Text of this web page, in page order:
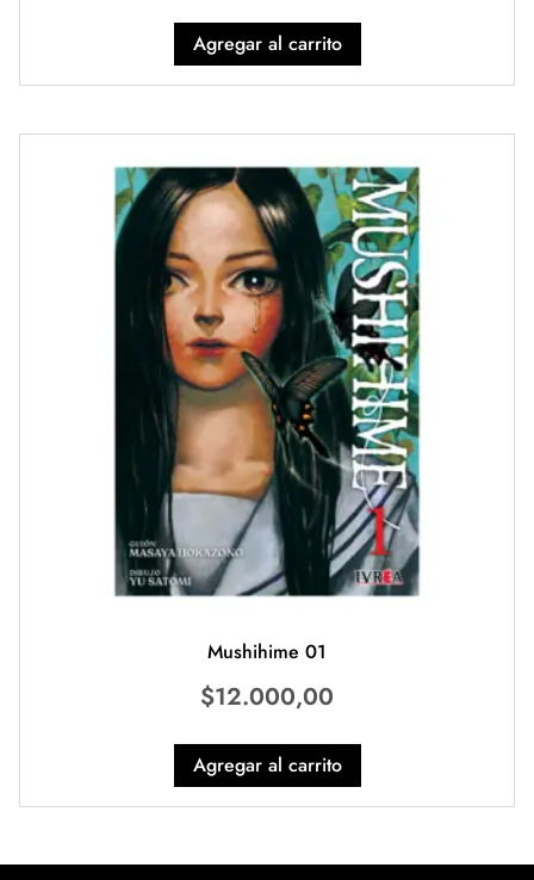
Agregar al carrito
Mushihime 01
$12.000,00
Agregar al carrito